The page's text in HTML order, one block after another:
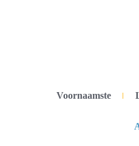
Voornaamste